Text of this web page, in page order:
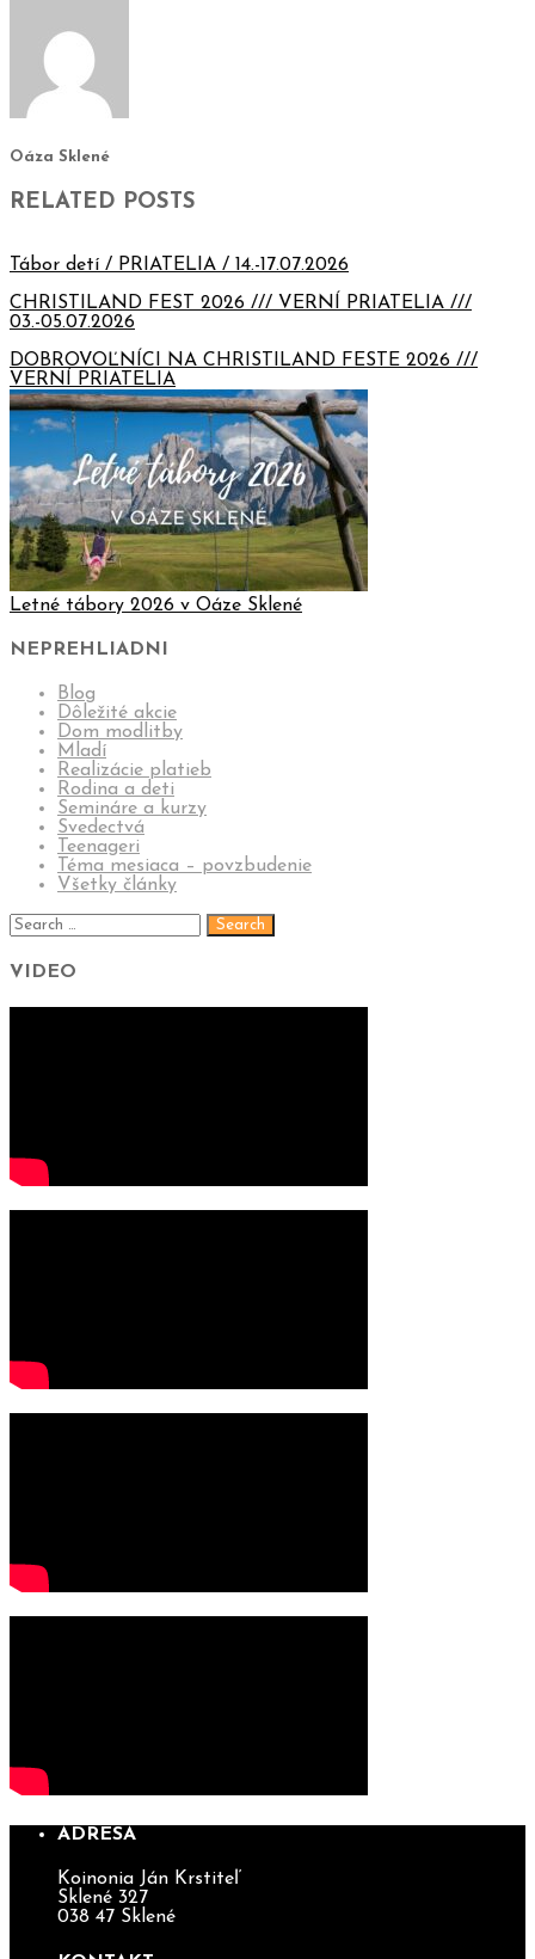
Oáza Sklené
RELATED POSTS
Tábor detí / PRIATELIA / 14.-17.07.2026
CHRISTILAND FEST 2026 /// VERNÍ PRIATELIA ///
03.-05.07.2026
DOBROVOĽNÍCI NA CHRISTILAND FESTE 2026 ///
VERNÍ PRIATELIA
Letné tábory 2026 v Oáze Sklené
NEPREHLIADNI
Blog
Dôležité akcie
Dom modlitby
Mladí
Realizácie platieb
Rodina a deti
Semináre a kurzy
Svedectvá
Teenageri
Téma mesiaca – povzbudenie
Všetky články
VIDEO
ADRESA
Koinonia Ján Krstiteľ
Sklené 327
038 47 Sklené